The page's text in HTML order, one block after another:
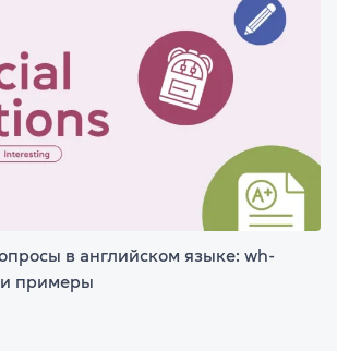
в английском языке: wh-
и примеры